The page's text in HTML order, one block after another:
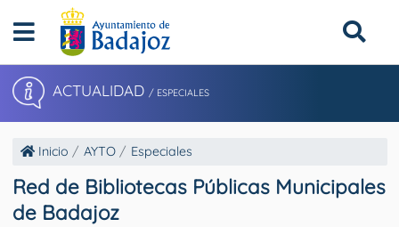
ACTUALIDAD / ESPECIALES
Inicio AYTO Especiales
Red de Bibliotecas Públicas Municipales
de Badajoz